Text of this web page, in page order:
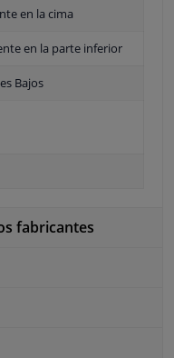
en la cima
en la parte inferior
Bajos
fabricantes